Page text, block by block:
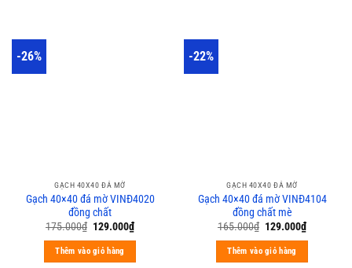
-26%
GẠCH 40X40 ĐÁ MỜ
Gạch 40×40 đá mờ VINĐ4020
đồng chất
175.000₫ 129.000₫
Thêm vào giỏ hàng
-22%
GẠCH 40X40 ĐÁ MỜ
Gạch 40×40 đá mờ VINĐ4104
đồng chất mè
165.000₫ 129.000₫
Thêm vào giỏ hàng